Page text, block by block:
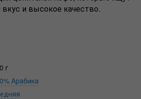
и высокое качество.
г
Арабика